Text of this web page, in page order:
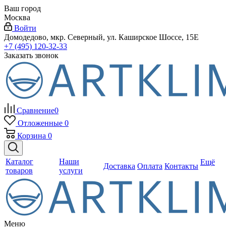
Ваш город
Москва
Войти
Домодедово, мкр. Северный, ул. Каширское Шоссе, 15Е
+7 (495) 120-32-33
Заказать звонок
Сравнение0
Отложенные 0
Корзина 0
Каталог
товаров
Наши
услуги
Доставка Оплата Контакты Ещё
Меню